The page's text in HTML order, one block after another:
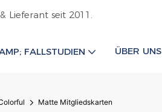
seit 2011.
FALLSTUDIEN ÜBER UNS
Matte Mitgliedskarten